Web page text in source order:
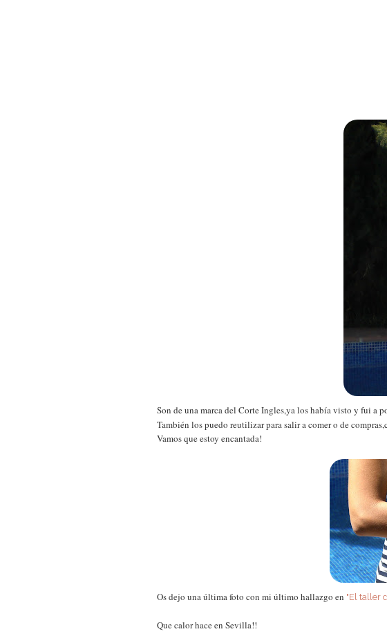
Son de una marca del Corte Ingles,ya los había visto y fui a
También los puedo reutilizar para salir a comer o de
Vamos que estoy encantada!
Os dejo una última foto con mi último hallazgo en "El taller
Que calor hace en Sevilla!!